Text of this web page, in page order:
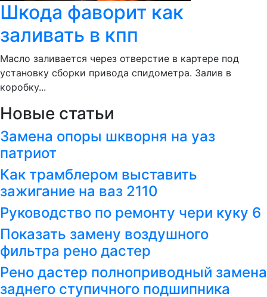
Шкода фаворит как
заливать в кпп
Масло заливается через отверстие в картере под
установку сборки привода спидометра. Залив в
коробку...
Новые статьи
Замена опоры шкворня на уаз
патриот
Как трамблером выставить
зажигание на ваз 2110
Руководство по ремонту чери куку 6
Показать замену воздушного
фильтра рено дастер
Рено дастер полноприводный замена
заднего ступичного подшипника